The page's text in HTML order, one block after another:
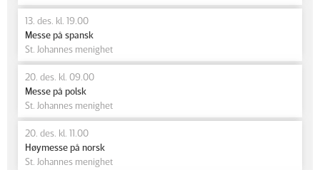
13. des. kl. 19.00
Messe på spansk
St. Johannes menighet
20. des. kl. 09.00
Messe på polsk
St. Johannes menighet
20. des. kl. 11.00
Høymesse på norsk
St. Johannes menighet